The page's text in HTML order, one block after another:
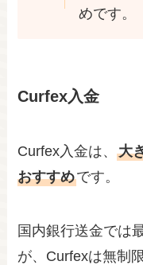
めです。
Curfex入金
Curfex入金は、大
おすすめです。
国内銀行送金では
が、Curfexは無制